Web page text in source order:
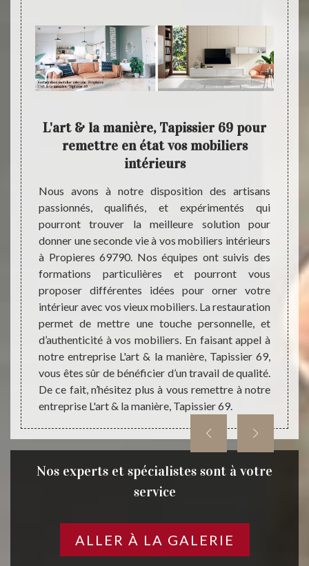
& la
vos
de
L'art & la manière, Tapissier 69 pour
remettre en état vos mobiliers
intérieurs
Nous avons à notre disposition des artisans
passionnés, qualifiés, et expérimentés qui
pourront trouver la meilleure solution pour
donner une seconde vie à vos mobiliers intérieurs
à Propieres 69790. Nos équipes ont suivis des
formations particulières et pourront vous
proposer différentes idées pour orner votre
intérieur avec vos vieux mobiliers. La restauration
permet de mettre une touche personnelle, et
d’authenticité à vos mobiliers. En faisant appel à
notre entreprise L'art & la manière, Tapissier 69,
vous êtes sûr de bénéficier d’un travail de qualité.
De ce fait, n’hésitez plus à vous remettre à notre
entreprise L'art & la manière, Tapissier 69.
Si
pour
ville
Nos experts et spécialistes sont à votre
service
ALLER À LA GALERIE